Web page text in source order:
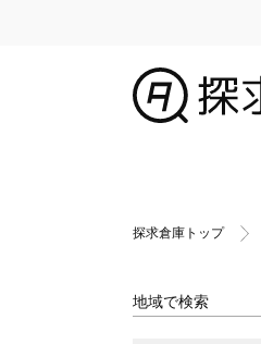
探求倉庫トップ
地域で検索